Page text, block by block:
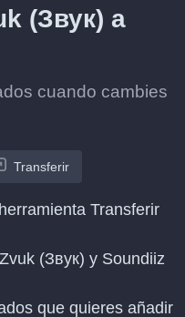
(Звук) a
cuando cambies
Transferir
Transferir
(Звук) y Soundiiz
que quieres añadir